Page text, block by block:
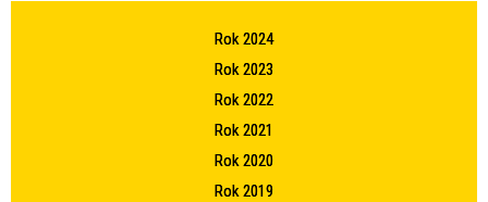
Rok 2024
Rok 2023
Rok 2022
Rok 2021
Rok 2020
Rok 2019